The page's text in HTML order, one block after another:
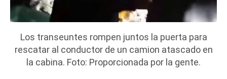
Los transeuntes rompen juntos la puerta para
rescatar al conductor de un camion atascado en
la cabina. Foto: Proporcionada por la gente.